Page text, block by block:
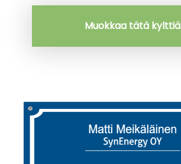
Muokkaa tätä kylttiä